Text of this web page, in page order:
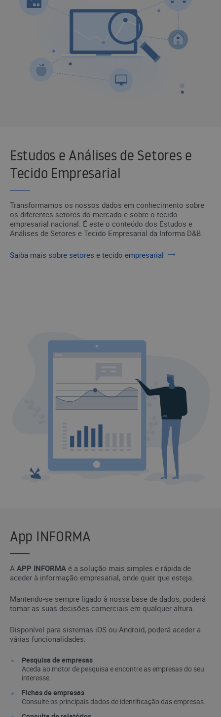
Estudos e Análises de Setores e
Tecido Empresarial
Transformamos os nossos dados em conhecimento sobre
os diferentes setores do mercado e sobre o tecido
empresarial nacional. É este o conteúdo dos Estudos e
Análises de Setores e Tecido Empresarial da Informa D&B.
Saiba mais sobre setores e tecido empresarial
App INFORMA
A APP INFORMA é a solução mais simples e rápida de
aceder à informação empresarial, onde quer que esteja.
Mantendo-se sempre ligado à nossa base de dados, poderá
tomar as suas decisões comerciais em qualquer altura.
Disponível para sistemas iOS ou Android, poderá aceder a
várias funcionalidades:
Pesquisa de empresas
Aceda ao motor de pesquisa e encontre as empresas do seu
interesse.
Fichas de empresas
Consulte os principais dados de identificação das empresas.